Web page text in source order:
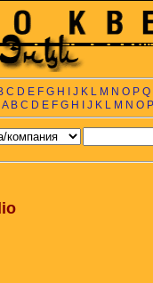
C D E F G H J K L M N O P Q
A B C D E F G H J K L M N O P